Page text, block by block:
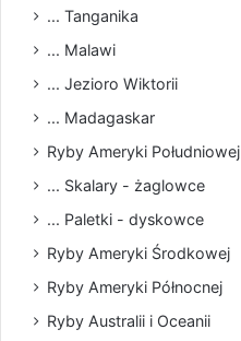
... Tanganika
... Malawi
... Jezioro Wiktorii
... Madagaskar
Ryby Ameryki Południowej
... Skalary - żaglowce
... Paletki - dyskowce
Ryby Ameryki Środkowej
Ryby Ameryki Północnej
Ryby Australii i Oceanii